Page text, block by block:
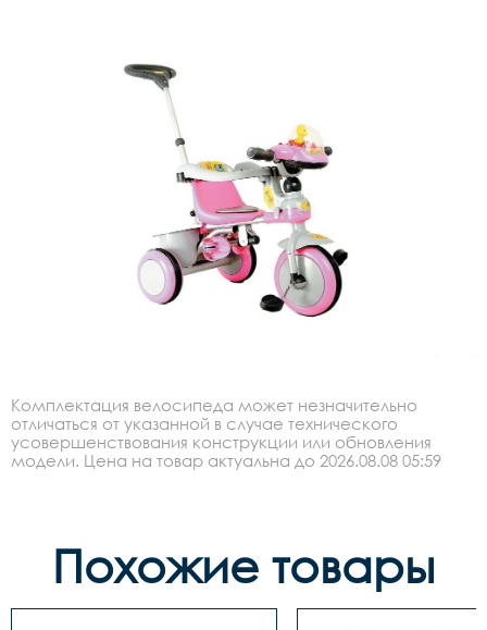
Комплектация велосипеда может незначительно
отличаться от указанной в случае технического
усовершенствования конструкции или обновления
модели. Цена на товар актуальна до 2026.08.08 05:59
Похожие товары